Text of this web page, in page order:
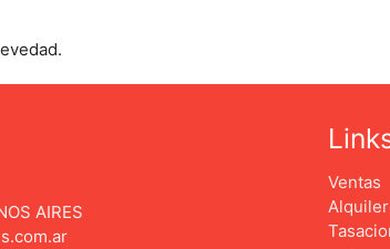
AIRES
Ventas